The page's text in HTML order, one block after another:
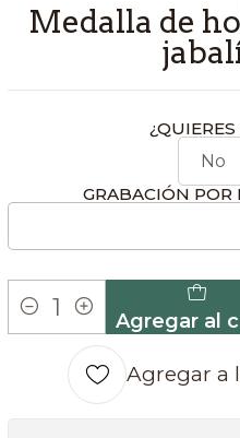
Medalla de
No
GRABACIÓN POR
Cantidad Agregar al
Agregar a